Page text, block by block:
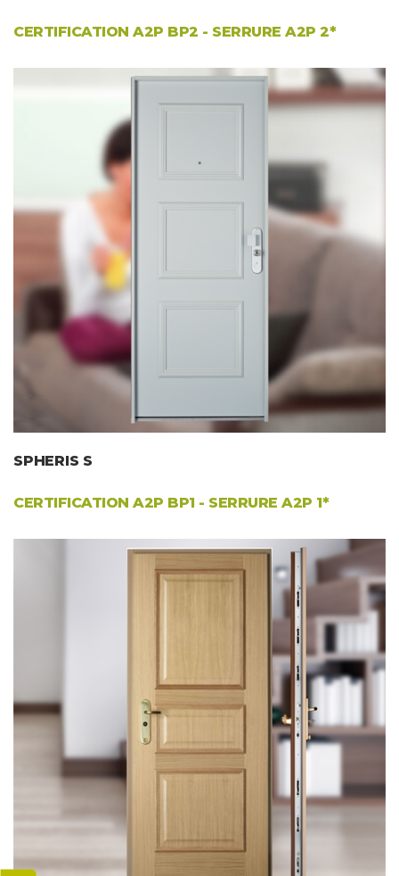
CERTIFICATION A2P BP2 - SERRURE A2P 2*
SPHERIS S
CERTIFICATION A2P BP1 - SERRURE A2P 1*